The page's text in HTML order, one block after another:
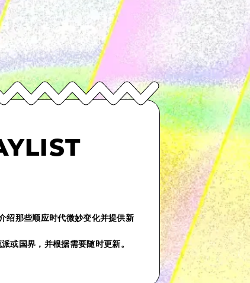
绍那些顺应时代微妙变化并提供新
或国界，并根据需要随时更新。